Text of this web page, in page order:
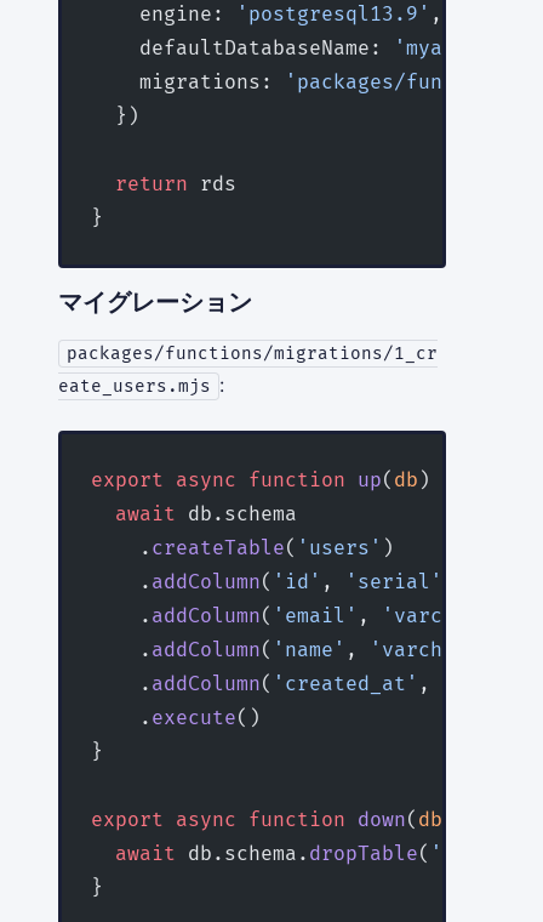
    engine:
'postgresql13.9' ,
    defaultDatabaseName:
'myapp'
    migrations:
'packages/functions/
  })
  return
rds
}
マイグレーション
packages/functions/migrations/1_cr
eate_users.mjs :
export async function up( db ) {
  await
db.schema
    .
createTable( 'users' )
    .
addColumn( 'id' , 'serial'
    .
addColumn( 'email' , 'varchar'
    .
addColumn( 'name' , 'varchar'
    .
addColumn( 'created_at' ,
    .
execute()
}
export async function down( db
  await
db.schema. dropTable( 'users'
}